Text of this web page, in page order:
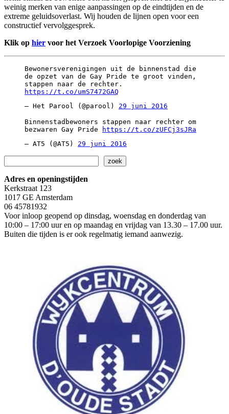
weinig merken van enige aanpassingen op de eindtijden en de
extreme geluidsoverlast. Wij houden de lijnen open voor een
constructief vervolggesprek.
Klik op hier voor het Verzoek Voorlopige Voorziening
Bewonersverenigingen uit de binnenstad die
de opzet van de Gay Pride te groot vinden,
stappen naar de rechter.
https://t.co/umS7472GAQ
— Het Parool (@parool) 29 juni 2016
Binnenstadbewoners stappen naar rechter om
bezwaren Gay Pride
https://t.co/zUFCj3sJRa
— AT5 (@AT5) 29 juni 2016
zoek
Adres en openingstijden
Kerkstraat 123
1017 GE Amsterdam
06 45781932
Voor inloop geopend op dinsdag, woensdag en donderdag van
10:00 – 17:00 uur en op maandag en vrijdag van 13.30 – 17.00 uur.
Buiten die tijden is er ook regelmatig iemand aanwezig.